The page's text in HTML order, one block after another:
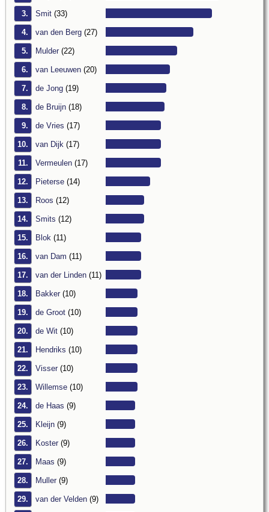
3. Smit (33)
4. van den Berg (27)
5. Mulder (22)
6. van Leeuwen (20)
7. de Jong (19)
8. de Bruijn (18)
9. de Vries (17)
10. van Dijk (17)
11. Vermeulen (17)
12. Pieterse (14)
13. Roos (12)
14. Smits (12)
15. Blok (11)
16. van Dam (11)
17. van der Linden (11)
18. Bakker (10)
19. de Groot (10)
20. de Wit (10)
21. Hendriks (10)
22. Visser (10)
23. Willemse (10)
24. de Haas (9)
25. Kleijn (9)
26. Koster (9)
27. Maas (9)
28. Muller (9)
29. van der Velden (9)